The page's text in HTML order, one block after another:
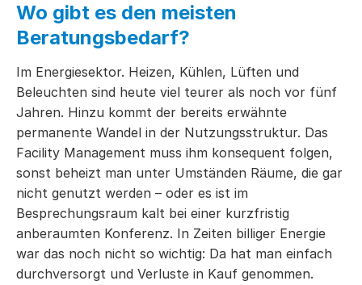
Wo gibt es den meisten
Beratungsbedarf?
Im Energiesektor. Heizen, Kühlen, Lüften und
Beleuchten sind heute viel teurer als noch vor fünf
Jahren. Hinzu kommt der bereits erwähnte
permanente Wandel in der Nutzungsstruktur. Das
Facility Management muss ihm konsequent folgen,
sonst beheizt man unter Umständen Räume, die gar
nicht genutzt werden – oder es ist im
Besprechungsraum kalt bei einer kurzfristig
anberaumten Konferenz. In Zeiten billiger Energie
war das noch nicht so wichtig: Da hat man einfach
durchversorgt und Verluste in Kauf genommen.